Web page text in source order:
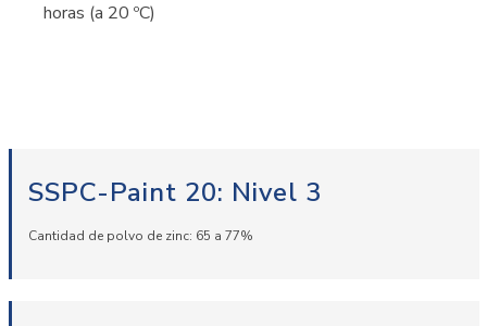
horas (a 20 ºC)
SSPC-Paint 20: Nivel 3
Cantidad de polvo de zinc: 65 a 77%